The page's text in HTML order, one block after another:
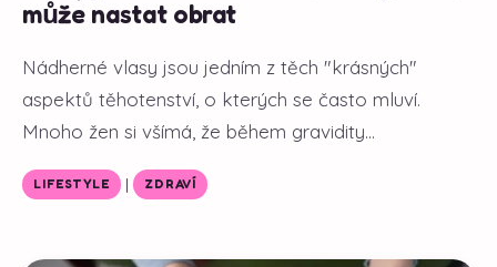
může nastat obrat
Nádherné vlasy jsou jedním z těch "krásných"
aspektů těhotenství, o kterých se často mluví.
Mnoho žen si všímá, že během gravidity...
LIFESTYLE | ZDRAVÍ